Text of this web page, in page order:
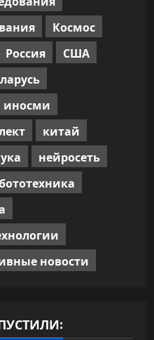
Космос
Россия
США
иносми
китай
нейросеть
новости